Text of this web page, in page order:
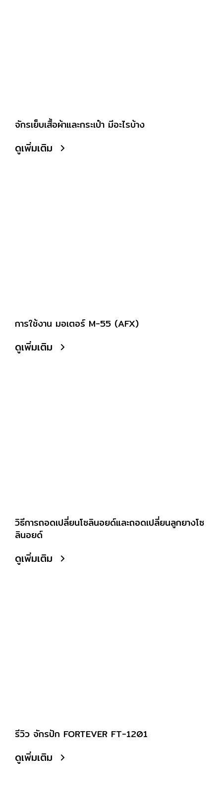
จักรเย็บเสื้อผ้าและกระเป๋า มีอะไรบ้าง
ดูเพิ่มเติม
การใช้งาน มอเตอร์ M-55 (AFX)
ดูเพิ่มเติม
วิธีการถอดเปลี่ยนโซลินอยด์และถอดเปลี่ยนลูกยางโซ
ลินอยด์
ดูเพิ่มเติม
รีวิว จักรปัก FORTEVER FT-1201
ดูเพิ่มเติม